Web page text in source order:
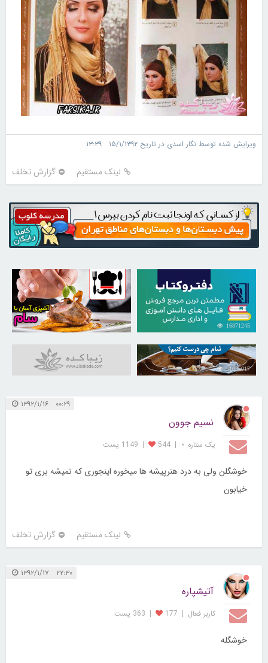
ویرایش شده توسط نگار اسدی در تاریخ ۱۵/۱/۱۳۹۲ ۱۳:۳۹
لینک مستقیم گزارش تخلف
16871245
30249860
31035017
۰۰:۲۹ ۱۳۹۲/۱/۱۶
نسیم جوون
یک ستاره ⋆ |
544
| 1149 پست
خوشگلن ولی به درد هنرپیشه ها میخوره اینجوری که نمیشه بری تو
خیابون
لینک مستقیم گزارش تخلف
۲۲:۳۰ ۱۳۹۲/۱/۱۷
آتیشپاره
کاربر فعال |
177
| 363 پست
خوشگله